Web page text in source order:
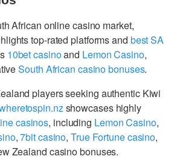
African online casino market,
top-rated platforms and best SA
10bet casinoand Lemon Casino,
South African casino bonuses.
players seeking authentic Kiwi
showcases highly
casinos, including Lemon Casino,
,7bit casino,True Fortune casino,
Zealand casino bonuses.